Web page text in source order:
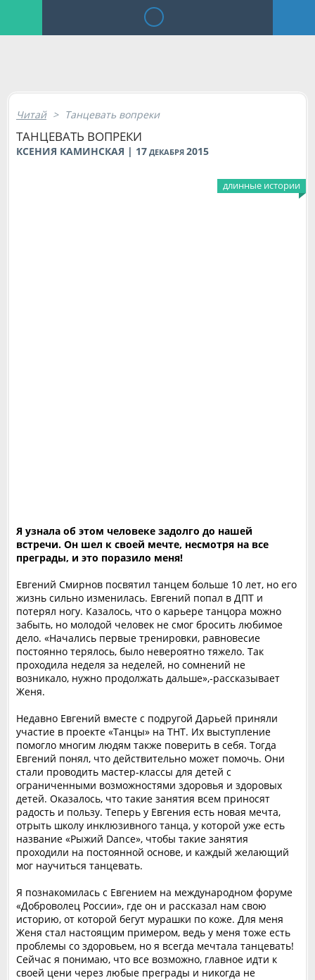
Читай > Танцевать вопреки
ТАНЦЕВАТЬ ВОПРЕКИ
КСЕНИЯ КАМИНСКАЯ | 17 ДЕКАБРЯ 2015
длинные истории
Я узнала об этом человеке задолго до нашей
встречи. Он шел к своей мечте, несмотря на все
преграды, и это поразило меня!
Евгений Смирнов посвятил танцем больше 10 лет, но его
жизнь сильно изменилась. Евгений попал в ДПТ и
потерял ногу. Казалось, что о карьере танцора можно
забыть, но молодой человек не смог бросить любимое
дело. «Начались первые тренировки, равновесие
постоянно терялось, было невероятно тяжело. Так
проходила неделя за неделей, но сомнений не
возникало, нужно продолжать дальше»,-рассказывает
Женя.
Недавно Евгений вместе с подругой Дарьей приняли
участие в проекте «Танцы» на ТНТ. Их выступление
помогло многим людям также поверить в себя. Тогда
Евгений понял, что действительно может помочь. Они
стали проводить мастер-классы для детей с
ограниченными возможностями здоровья и здоровых
детей. Оказалось, что такие занятия всем приносят
радость и пользу. Теперь у Евгения есть новая мечта,
отрыть школу инклюзивного танца, у которой уже есть
название «Рыжий Dance», чтобы такие занятия
проходили на постоянной основе, и каждый желающий
мог научиться танцевать.
Я познакомилась с Евгением на международном форуме
«Доброволец России», где он и рассказал нам свою
историю, от которой бегут мурашки по коже. Для меня
Женя стал настоящим примером, ведь у меня тоже есть
проблемы со здоровьем, но я всегда мечтала танцевать!
Сейчас я понимаю, что все возможно, главное идти к
своей цени через любые преграды и никогда не